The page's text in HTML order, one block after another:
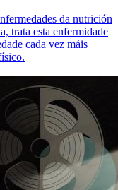
da nutrición
trata esta enfermidade
cada vez máis